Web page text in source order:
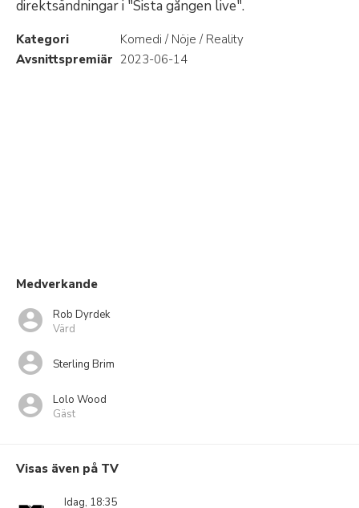
direktsändningar i "Sista gången live".
Kategori
Komedi / Nöje / Reality
Avsnittspremiär 2023-06-14
Medverkande
Rob Dyrdek
Värd
Sterling Brim
Lolo Wood
Gäst
Visas även på TV
Idag, 18:35